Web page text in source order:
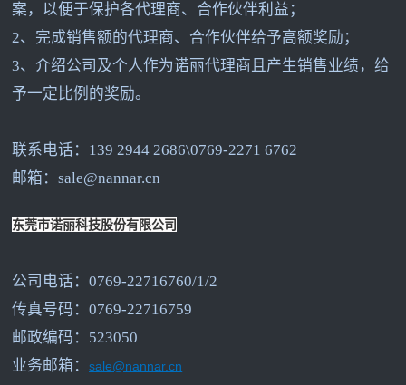
案，以便于保护各代理商、合作伙伴利益；
2、完成销售额的代理商、合作伙伴给予高额奖励；
3、介绍公司及个人作为诺丽代理商且产生销售业绩，给
予一定比例的奖励。
联系电话：139 2944 2686\0769-2271 6762
邮箱：sale@nannar.cn
东莞市诺丽科技股份有限公司
公司电话：0769-22716760/1/2
传真号码：0769-22716759
邮政编码：523050
业务邮箱：sale@nannar.cn